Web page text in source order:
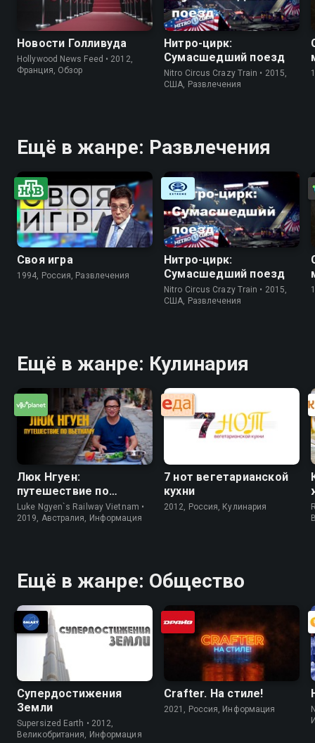
Новости Голливуда
Hollywood News Feed • 2012,
Франция, Обзор
Нитро-цирк:
Сумасшедший поезд
Nitro Circus Crazy Train • 2015,
США, Развлечения
Ещё в жанре: Развлечения
Своя игра
1994, Россия, Развлечения
Нитро-цирк:
Сумасшедший поезд
Nitro Circus Crazy Train • 2015,
США, Развлечения
Ещё в жанре: Кулинария
Люк Нгуен:
путешествие по
Вьетнаму
Luke Ngyen`s Railway Vietnam •
2019, Австралия, Информация
7 нот вегетарианской
кухни
2012, Россия, Кулинария
Ещё в жанре: Общество
Супердостижения
Земли
Supersized Earth • 2012,
Великобритания, Информация
Crafter. На стилe!
2021, Россия, Информация